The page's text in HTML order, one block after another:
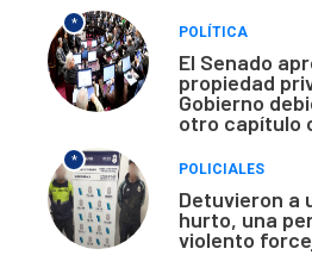
*
POLÍTICA
El Senado
propiedad
Gobierno
otro capítulo
*
POLICIALES
Detuvieron a
hurto, una
violento